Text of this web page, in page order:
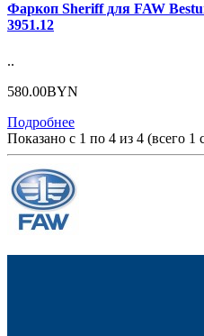
Фаркоп Sheriff для FAW
3951.12
..
580.00BYN
Подробнее
Показано с 1 по 4 из 4 (всего 1